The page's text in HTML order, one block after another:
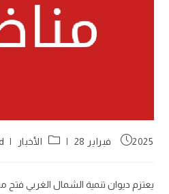
Post
2025 فبراير 28
Postالأخبار
يعتزم ديوان تنمية الشمال الغربي فتح